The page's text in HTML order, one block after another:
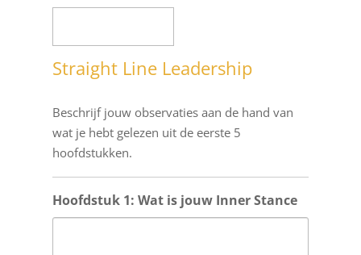
Straight Line Leadership
Beschrijf jouw observaties aan de hand van
wat je hebt gelezen uit de eerste 5
hoofdstukken.
Hoofdstuk 1: Wat is jouw Inner Stance